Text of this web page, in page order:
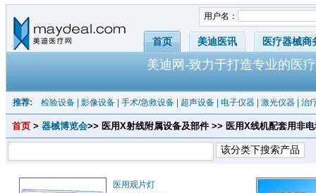
用户名：
首页 美迪医讯 医疗器械商
美迪网-致力于打造专业的医
推荐: 检验设备 影像设备 手术/急救设备 超声设备 电子仪器 激光仪器 治
首页 > 器械博览会>> 医用X射线附属设备及部件 >> 医用X线机配套用非
医用观片灯